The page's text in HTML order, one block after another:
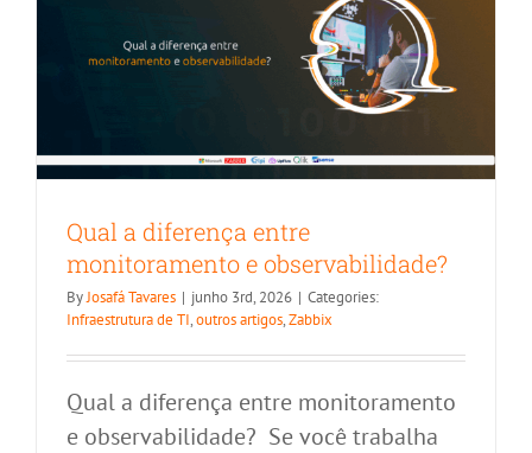
Qual a diferença entre
monitoramento e observabilidade?
ByJosafá Tavares | junho 3rd, 2026 | Categories:
Infraestrutura de TI,outros artigos,Zabbix
Qual a diferença entre monitoramento
e observabilidade? Se você trabalha